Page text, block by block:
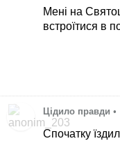
на
через
а там
Мені на
встроїтися в
Цідило правди •
Спочатку